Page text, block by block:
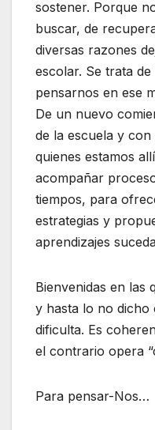
sostener. Porque
buscar, de
diversas razones
escolar. Se trata
pensarnos en ese
De un nuevo
de la escuela y
quienes estamos
acompañar
tiempos, para
estrategias y
aprendizajes
Bienvenidas en las
y hasta lo no dicho
dificulta. Es
el contrario opera
Para pensar-Nos…